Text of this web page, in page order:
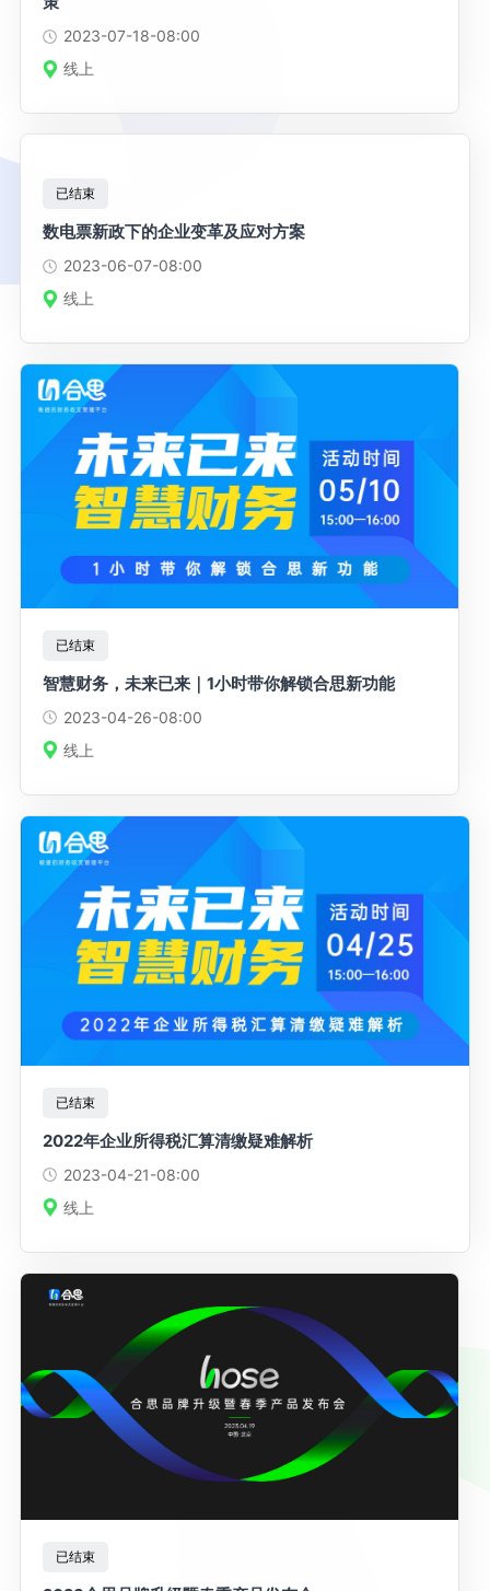
2023-07-18-08:00
线上
已结束
数电票新政下的企业变革及应对方案
2023-06-07-08:00
线上
已结束
智慧财务，未来已来｜1小时带你解锁合思新功能
2023-04-26-08:00
线上
已结束
2022年企业所得税汇算清缴疑难解析
2023-04-21-08:00
线上
已结束